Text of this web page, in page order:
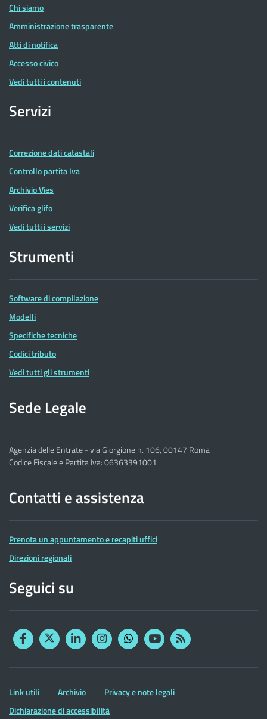
Chi siamo
Amministrazione trasparente
Atti di notifica
Accesso civico
Vedi tutti i contenuti
Servizi
Correzione dati catastali
Controllo partita Iva
Archivio Vies
Verifica glifo
Vedi tutti i servizi
Strumenti
Software di compilazione
Modelli
Specifiche tecniche
Codici tributo
Vedi tutti gli strumenti
Sede Legale
Agenzia delle Entrate - via Giorgione n. 106, 00147 Roma
Codice Fiscale e Partita Iva: 06363391001
Contatti e assistenza
Prenota un appuntamento e recapiti uffici
Direzioni regionali
Seguici su
FacebookTwitterLinkedinInstagram
YouTubeRSS
Altre
informazioni
Link utili Archivio
Privacy e note legali
Dichiarazione di accessibilità